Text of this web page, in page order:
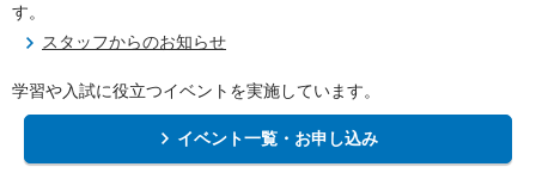
す。
スタッフからのお知らせ
学習や入試に役立つイベントを実施しています。
イベント一覧・お申し込み